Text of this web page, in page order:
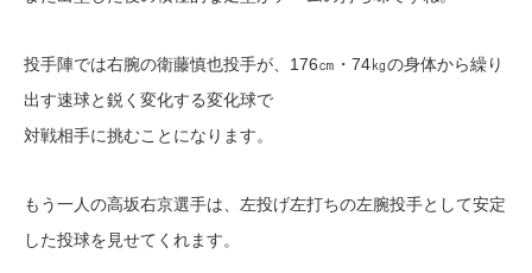
投手陣では右腕の衛藤慎也投手が、176㎝・74㎏の身体から繰り
出す速球と鋭く変化する変化球で
対戦相手に挑むことになります。
もう一人の高坂右京選手は、左投げ左打ちの左腕投手として安定
した投球を見せてくれます。